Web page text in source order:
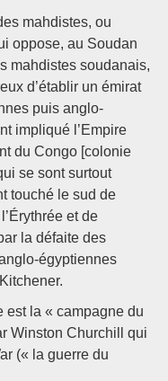
mahdistes, ou
oppose, au Soudan
mahdistes soudanais,
d’établir un émirat
puis anglo-
impliqué l’Empire
du Congo [colonie
se sont surtout
touché le sud de
et de
la défaite des
égyptiennes
est la « campagne du
Winston Churchill qui
(« la guerre du